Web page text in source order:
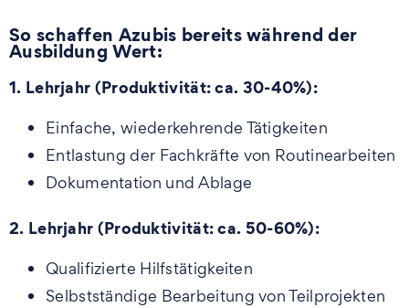
So schaffen Azubis bereits während der
Ausbildung Wert:
1. Lehrjahr (Produktivität: ca. 30-40%):
Einfache, wiederkehrende Tätigkeiten
Entlastung der Fachkräfte von Routinearbeiten
Dokumentation und Ablage
2. Lehrjahr (Produktivität: ca. 50-60%):
Qualifizierte Hilfstätigkeiten
Selbstständige Bearbeitung von Teilprojekten